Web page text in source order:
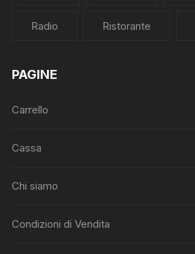
Radio Ristorante
PAGINE
Carrello
Cassa
Chi siamo
Condizioni di Vendita